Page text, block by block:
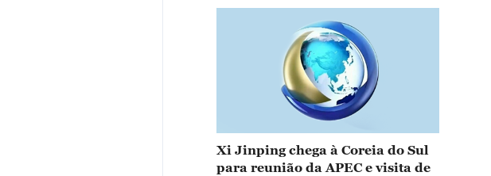
Xi Jinping chega à Coreia do Sul
para reunião da APEC e visita de